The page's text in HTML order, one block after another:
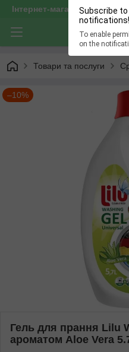
Subscribe to
notifications!
To enable
on the
Інтернет-магазин
Товари та послуги
–10%
Гель для прання Lilu
ароматом Aloe Vera